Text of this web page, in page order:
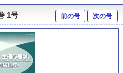
1号 前の号 次の号